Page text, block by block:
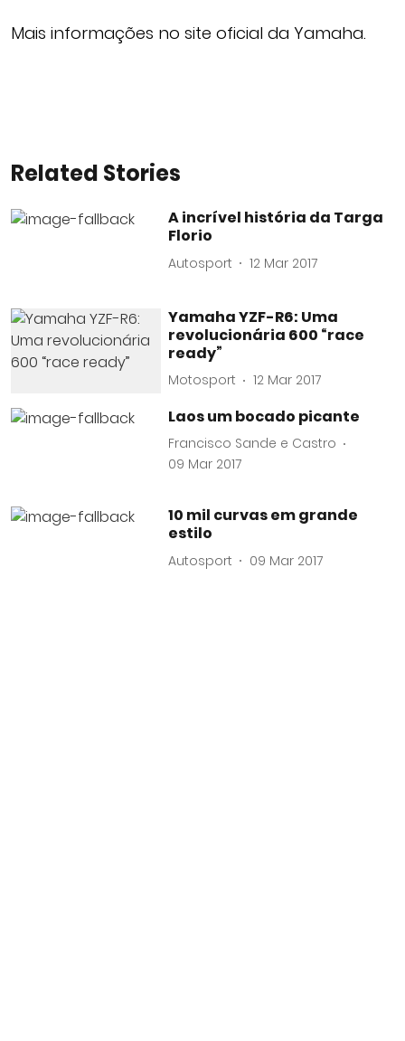
Mais informações no site oficial da Yamaha.
Related Stories
A incrível história da Targa
Florio
Autosport 12 Mar 2017
Yamaha YZF-R6: Uma
revolucionária 600 “race
ready”
Motosport 12 Mar 2017
Laos um bocado picante
Francisco Sande e Castro
09 Mar 2017
10 mil curvas em grande
estilo
Autosport 09 Mar 2017